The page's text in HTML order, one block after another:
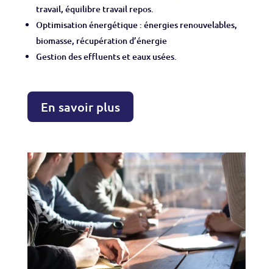
travail, équilibre travail repos.
Optimisation énergétique : énergies renouvelables,
biomasse, récupération d’énergie
Gestion des effluents et eaux usées.
En savoir plus